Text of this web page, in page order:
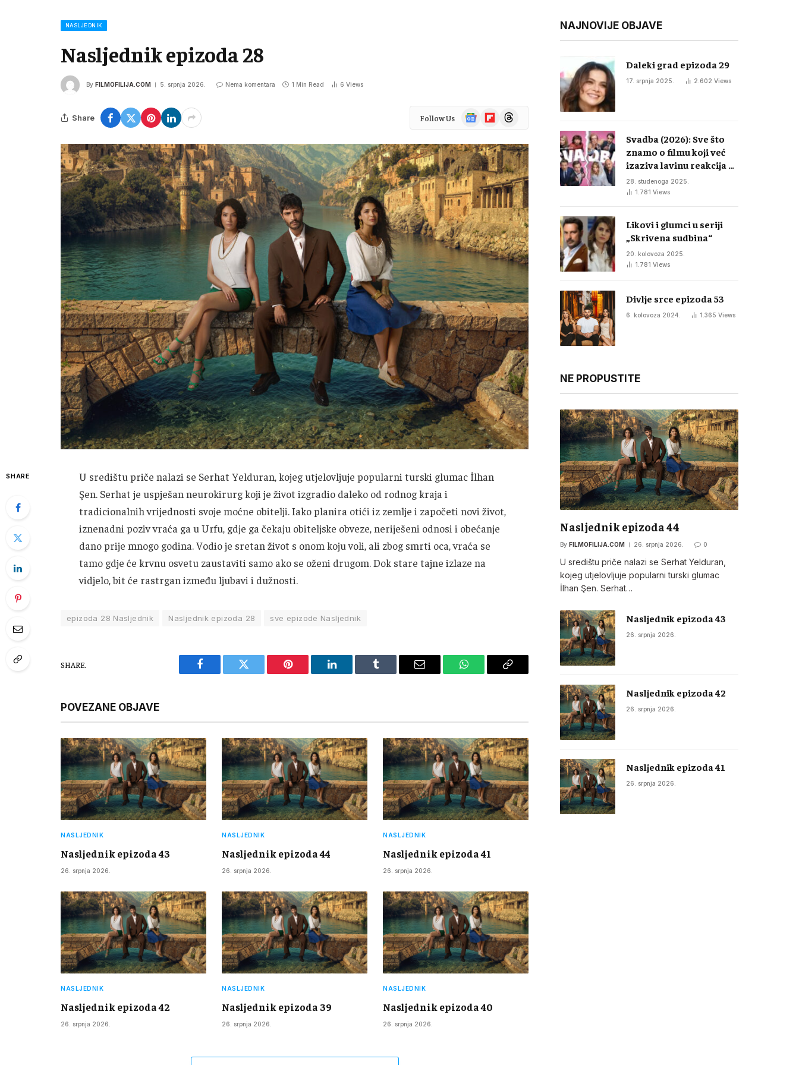
NASLJEDNIK
Nasljednik epizoda 28
By FILMOFILIJA.COM 5. srpnja 2026. Nema komentara 1 Min Read 6 Views
Share Follow Us
Google
News
FlipboardThreads
SHARE
U središtu priče nalazi se Serhat Yelduran, kojeg utjelovljuje popularni turski glumac İlhan
Şen. Serhat je uspješan neurokirurg koji je život izgradio daleko od rodnog kraja i
tradicionalnih vrijednosti svoje moćne obitelji. Iako planira otići iz zemlje i započeti novi život,
iznenadni poziv vraća ga u Urfu, gdje ga čekaju obiteljske obveze, neriješeni odnosi i obećanje
dano prije mnogo godina. Vodio je sretan život s onom koju voli, ali zbog smrti oca, vraća se
tamo gdje će krvnu osvetu zaustaviti samo ako se oženi drugom. Dok stare tajne izlaze na
vidjelo, bit će rastrgan između ljubavi i dužnosti.
epizoda 28 Nasljednik Nasljednik epizoda 28 sve epizode Nasljednik
SHARE.
Facebook Twitter Pinterest LinkedIn Tumblr Email WhatsAppCopy
POVEZANE OBJAVE
NASLJEDNIK
Nasljednik epizoda 43
26. srpnja 2026.
NASLJEDNIK
Nasljednik epizoda 44
26. srpnja 2026.
NASLJEDNIK
Nasljednik epizoda 41
26. srpnja 2026.
NASLJEDNIK
Nasljednik epizoda 42
26. srpnja 2026.
NASLJEDNIK
Nasljednik epizoda 39
26. srpnja 2026.
NASLJEDNIK
Nasljednik epizoda 40
26. srpnja 2026.
NAJNOVIJE OBJAVE
Daleki grad epizoda 29
17. srpnja 2025. 2.602 Views
Svadba (2026): Sve što
znamo o filmu koji već
izaziva lavinu reakcija u
regiji
28. studenoga 2025.
1.781 Views
Likovi i glumci u seriji
„Skrivena sudbina“
20. kolovoza 2025.
1.781 Views
Divlje srce epizoda 53
6. kolovoza 2024. 1.365 Views
NE PROPUSTITE
Nasljednik epizoda 44
By FILMOFILIJA.COM 26. srpnja 2026. 0
U središtu priče nalazi se Serhat Yelduran,
kojeg utjelovljuje popularni turski glumac
İlhan Şen. Serhat…
Nasljednik epizoda 43
26. srpnja 2026.
Nasljednik epizoda 42
26. srpnja 2026.
Nasljednik epizoda 41
26. srpnja 2026.